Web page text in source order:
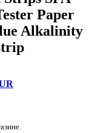
Paper
Alkalinity